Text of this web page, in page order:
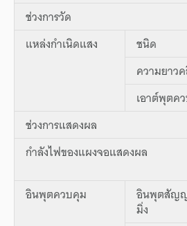
ช่วงการวัด
แหล่งกำเนิดแสง
ชนิด
ความยาว
เอาต์พุตค
ช่วงการแสดงผล
กำลังไฟของแผงจอแสดงผล
อินพุตควบคุม
อินพุตสัญ
มิ่ง